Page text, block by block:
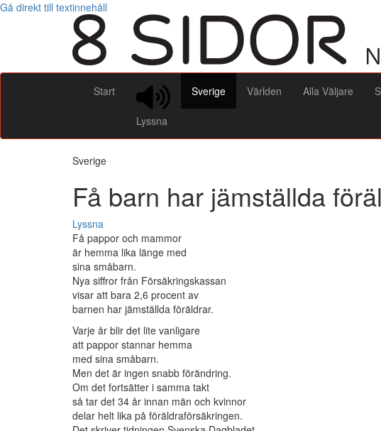
Gå direkt till textinnehåll
Start
Lyssna
Sverige Världen Alla Väljare
Sverige
Få barn har jämställda
Lyssna
Få pappor och mammor
är hemma lika länge med
sina småbarn.
Nya siffror från Försäkringskassan
visar att bara 2,6 procent av
barnen har jämställda föräldrar.
Varje år blir det lite vanligare
att pappor stannar hemma
med sina småbarn.
Men det är ingen snabb förändring.
Om det fortsätter i samma takt
så tar det 34 år innan män och kvinnor
delar helt lika på föräldraförsäkringen.